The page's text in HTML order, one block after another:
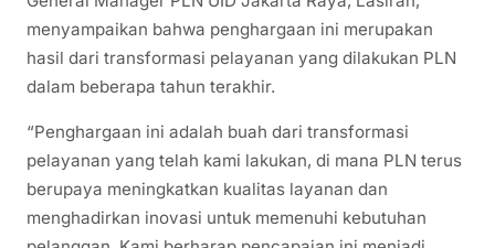
menyampaikan bahwa penghargaan ini merupakan
hasil dari transformasi pelayanan yang dilakukan PLN
dalam beberapa tahun terakhir.
“Penghargaan ini adalah buah dari transformasi
pelayanan yang telah kami lakukan, di mana PLN terus
berupaya meningkatkan kualitas layanan dan
menghadirkan inovasi untuk memenuhi kebutuhan